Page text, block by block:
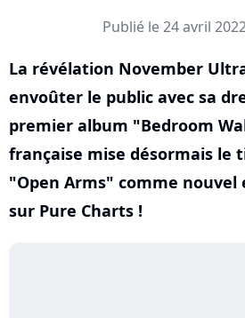
Publié le 24 avril
La révélation November
envoûter le public avec sa
premier album "Bedroom
française mise désormais le
"Open Arms" comme
sur Pure Charts !